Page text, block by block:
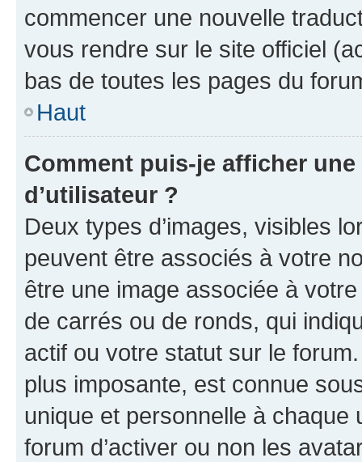
commencer une nouvelle
vous rendre sur le site officiel
bas de toutes les pages du
Haut
Comment puis-je afficher
d’utilisateur ?
Deux types d’images, visibles
peuvent être associés à votre
être une image associée à
de carrés ou de ronds, qui
actif ou votre statut sur le
plus imposante, est connue
unique et personnelle à chaque
forum d’activer ou non les